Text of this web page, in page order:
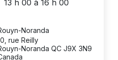
13 h 00 à 16 h 00
Noranda
rue Reilly
Noranda QC J9X 3N9